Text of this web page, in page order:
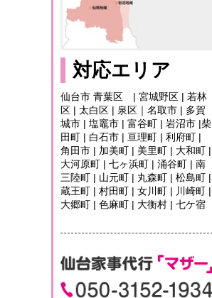
対応エリア
仙台市 青葉区 | 宮城野区 | 若林
区 | 太白区 | 泉区｜名取市 | 多賀
城市 | 塩竈市 | 富谷町 | 岩沼市 |柴
田町 | 白石市 | 亘理町 | 利府町 |
角田市 | 加美町 | 美里町 | 大和町 |
大河原町 | 七ヶ浜町 | 涌谷町 | 南
三陸町 | 山元町 | 丸森町 | 松島町 |
蔵王町 | 村田町 | 女川町 | 川崎町 |
大郷町 | 色麻町 | 大衡村 | 七ケ宿